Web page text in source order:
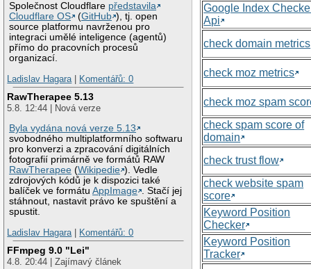
Společnost Cloudflare představila
Cloudflare OS
(GitHub ), tj. open
source platformu navrženou pro
integraci umělé inteligence (agentů)
přímo do pracovních procesů
organizací.
Ladislav Hagara
Komentářů: 0
RawTherapee 5.13
5.8. 12:44 | Nová verze
Byla vydána nová verze 5.13
svobodného multiplatformního softwaru
pro konverzi a zpracování digitálních
fotografií primárně ve formátů RAW
RawTherapee (Wikipedie ). Vedle
zdrojových kódů je k dispozici také
balíček ve formátuAppImage . Stačí jej
stáhnout, nastavit právo ke spuštění a
spustit.
Ladislav Hagara
Komentářů: 0
FFmpeg 9.0 "Lei"
4.8. 20:44 | Zajímavý článek
Google Index
Api
check domain metrics
check moz metrics
check moz spam
check spam score of
domain
check trust flow
check website spam
score
Keyword Position
Checker
Keyword Position
Tracker